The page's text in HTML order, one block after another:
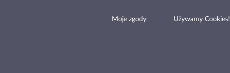
Moje zgody Używamy Cookies!